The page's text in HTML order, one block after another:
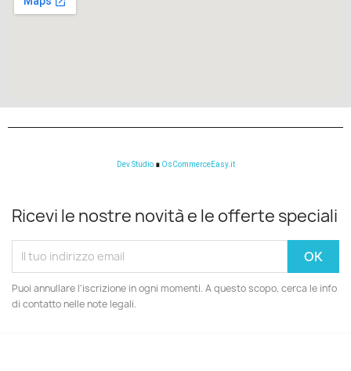
Dev Studio ∎ OsCommerceEasy.it
Ricevi le nostre novità e le offerte speciali
Puoi annullare l'iscrizione in ogni momenti. A questo scopo, cerca le info
di contatto nelle note legali.